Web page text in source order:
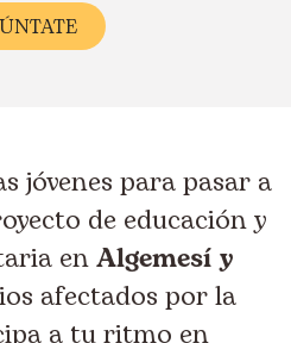
jóvenes para pasar a
de educación y
enAlgemesí y
afectados por la